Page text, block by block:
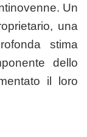
Un
una
stima
dello
il loro